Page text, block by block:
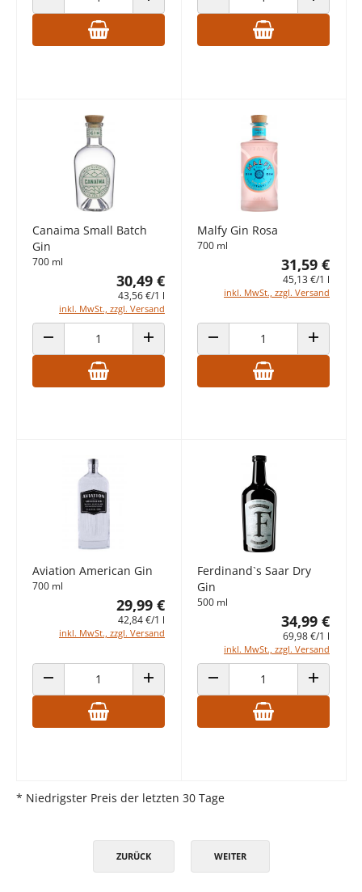
ANZAHL VERRINGERN ANZAHL ERHÖHENANZAHL VERRINGERN ANZAHL
Canaima Small Batch
Gin
700 ml
30,49 €
43,56 €/1 l
inkl. MwSt., zzgl. Versand
ANZAHL VERRINGERN ANZAHL ERHÖHEN
Malfy Gin Rosa
700 ml
31,59 €
45,13 €/1 l
inkl. MwSt., zzgl. Versand
ANZAHL VERRINGERN ANZAHL
Aviation American Gin
700 ml
29,99 €
42,84 €/1 l
inkl. MwSt., zzgl. Versand
ANZAHL VERRINGERN ANZAHL ERHÖHEN
Ferdinand`s Saar Dry
Gin
500 ml
34,99 €
69,98 €/1 l
inkl. MwSt., zzgl. Versand
ANZAHL VERRINGERN ANZAHL
* Niedrigster Preis der letzten 30 Tage
ZURÜCK WEITER